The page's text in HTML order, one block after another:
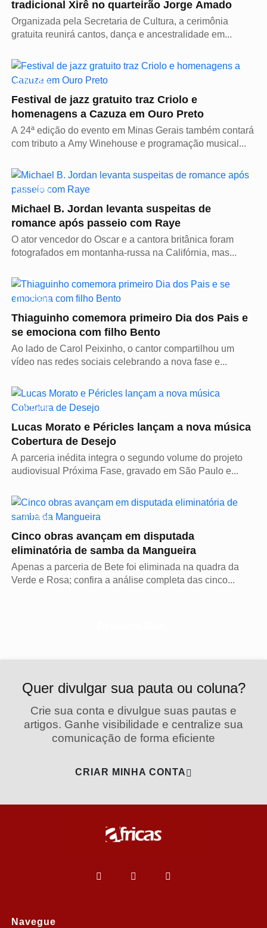
tradicional Xirê no quarteirão Jorge Amado
Organizada pela Secretaria de Cultura, a cerimônia
gratuita reunirá cantos, dança e ancestralidade em...
CULTURA
Festival de jazz gratuito traz Criolo e
homenagens a Cazuza em Ouro Preto
A 24ª edição do evento em Minas Gerais também contará
com tributo a Amy Winehouse e programação musical...
CULTURA
Michael B. Jordan levanta suspeitas de
romance após passeio com Raye
O ator vencedor do Oscar e a cantora britânica foram
fotografados em montanha-russa na Califórnia, mas...
CULTURA
Thiaguinho comemora primeiro Dia dos Pais e
se emociona com filho Bento
Ao lado de Carol Peixinho, o cantor compartilhou um
vídeo nas redes sociais celebrando a nova fase e...
CULTURA
Lucas Morato e Péricles lançam a nova música
Cobertura de Desejo
A parceria inédita integra o segundo volume do projeto
audiovisual Próxima Fase, gravado em São Paulo e...
CULTURA
Cinco obras avançam em disputada
eliminatória de samba da Mangueira
Apenas a parceria de Bete foi eliminada na quadra da
Verde e Rosa; confira a análise completa das cinco...
Quer divulgar sua pauta ou coluna?
Crie sua conta e divulgue suas pautas e
artigos. Ganhe visibilidade e centralize sua
comunicação de forma eficiente
CRIAR MINHA CONTA
Navegue